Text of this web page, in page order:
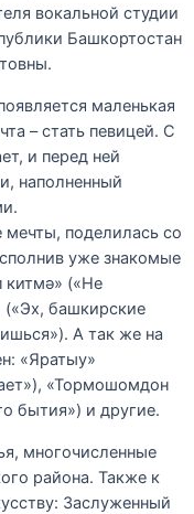
вокальной студии
Башкортостан
маленькая
– стать певицей. С
и перед ней
наполненный
мечты, поделилась со
уже знакомые
китмә» («Не
(«Эх, башкирские
А так же на
«Яратыу»
«Тормошомдон
бытия») и другие.
многочисленные
района. Также к
Заслуженный